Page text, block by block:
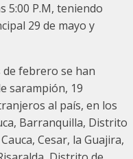
5:00 P.M, teniendo
29 de mayo y
de febrero se han
sarampión, 19
al país, en los
Barranquilla, Distrito
Cesar, la Guajira,